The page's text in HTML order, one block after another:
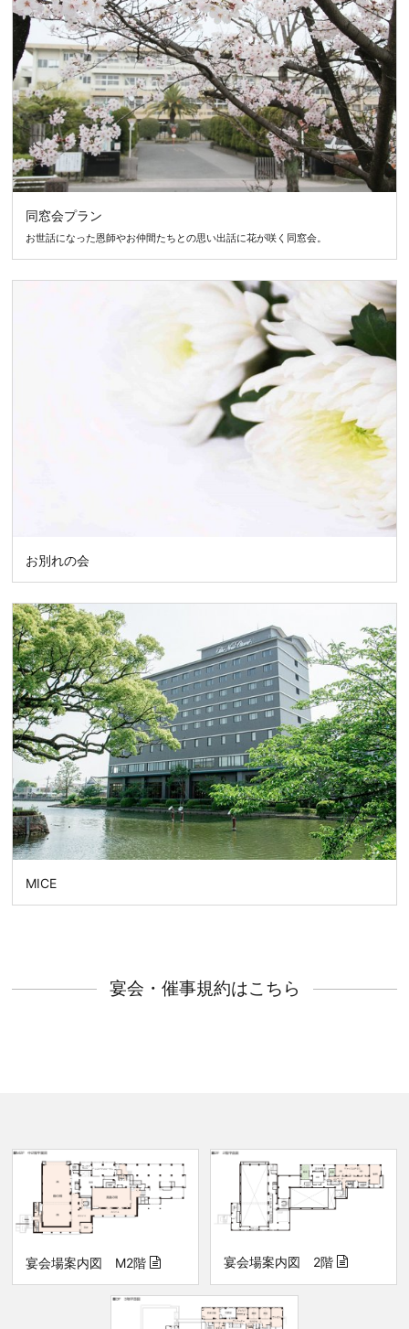
同窓会プラン
お世話になった恩師やお仲間たちとの思い出話に花が咲く同窓会。
お別れの会
MICE
宴会・催事規約はこちら
宴会場案内図 M2階 宴会場案内図 2階